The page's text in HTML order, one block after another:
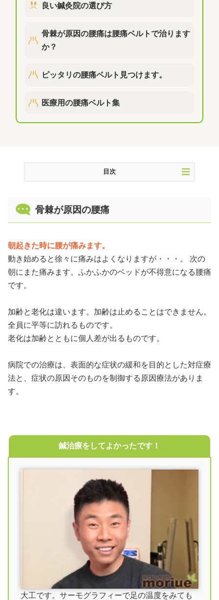
良い鍼灸院の選び方
骨棘が原因の腰痛は腰痛ベルトで治ります
か？
ピッタリの腰痛ベルト見つけます。
医療用の腰痛ベルト集
目次
腰痛の原因
腰痛ベルトで治す骨棘が原因の腰痛
鍼治療で治す骨棘が原因の腰痛
治療費
患者様の声
参考文献
骨棘が原因の腰痛
朝起きた時に腰が痛みます。
動き始めると徐々に痛みはよくなりますが・・・。 次の
朝にまた痛みます。ふかふかのベッドが不得意になる腰痛
です。
加齢と老化は違います。加齢は止めることはできません。
全員に平等に訪れるものです。
老化は加齢とともに個人差が出るものです。
病院での治療は、表面的な症状の緩和を目的とした対症療
法と、症状の原因そのものを制御する原因療法がありま
す。
鍼治療をしてよかったです！
大工です。サーモグラフィーで足の温度をみても